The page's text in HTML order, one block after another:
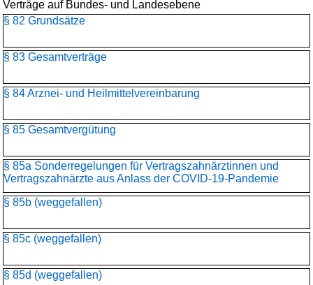
Verträge auf Bundes- und Landesebene
§ 82 Grundsätze
§ 83 Gesamtverträge
§ 84 Arznei- und Heilmittelvereinbarung
§ 85 Gesamtvergütung
§ 85a Sonderregelungen für Vertragszahnärztinnen und
Vertragszahnärzte aus Anlass der COVID-19-Pandemie
§ 85b (weggefallen)
§ 85c (weggefallen)
§ 85d (weggefallen)